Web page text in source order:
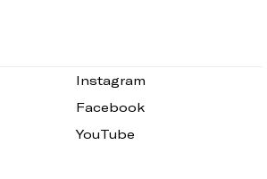
Instagram
Facebook
YouTube